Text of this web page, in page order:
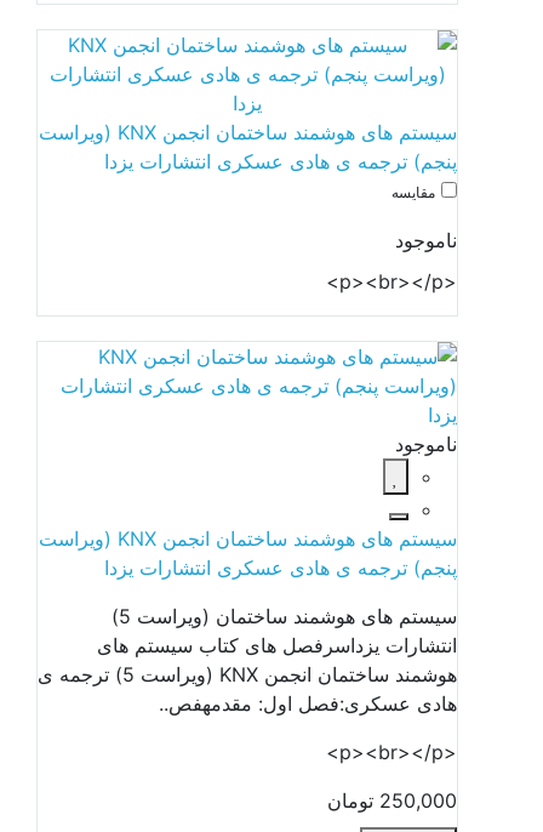
سیستم های هوشمند ساختمان انجمن KNX (ویراست
پنجم) ترجمه ی هادی عسکری انتشارات یزدا
مقایسه
ناموجود
ناموجود
سیستم های هوشمند ساختمان انجمن KNX (ویراست
پنجم) ترجمه ی هادی عسکری انتشارات یزدا
انتشارات یزداسرفصل های کتاب سیستم های
هوشمند ساختمان انجمن KNX (ویراست 5) ترجمه ی
هادی عسکری:فصل اول: مقدمهفص..
250,000 تومان